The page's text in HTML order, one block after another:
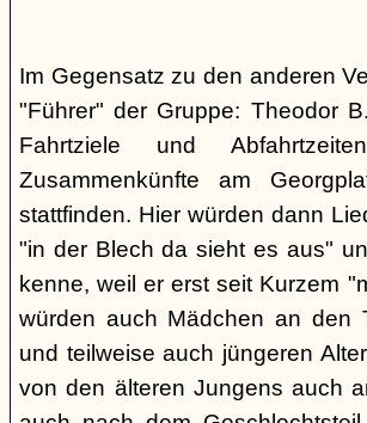
Im Gegensatz zu den anderen
"Führer" der Gruppe: Theodor
Fahrtziele und
Zusammenkünfte am
stattfinden. Hier würden dann
"in der Blech da sieht es aus"
kenne, weil er erst seit Kurzem
würden auch Mädchen an den
und teilweise auch jüngeren
von den älteren Jungens auch